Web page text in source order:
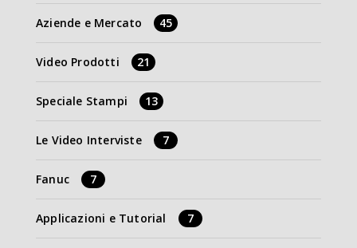
Aziende e Mercato 45
Video Prodotti 21
Speciale Stampi 13
Le Video Interviste 7
Fanuc 7
Applicazioni e Tutorial 7